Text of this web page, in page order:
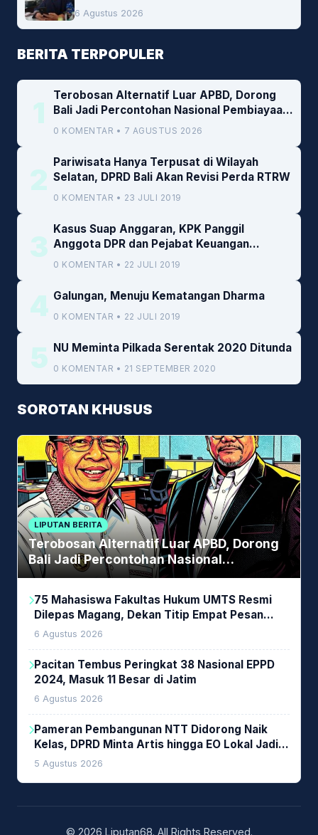
6 Agustus 2026
BERITA TERPOPULER
1
Terobosan Alternatif Luar APBD, Dorong
Bali Jadi Percontohan Nasional Pembiayaan
Daerah
0 KOMENTAR • 7 AGUSTUS 2026
2
Pariwisata Hanya Terpusat di Wilayah
Selatan, DPRD Bali Akan Revisi Perda RTRW
0 KOMENTAR • 23 JULI 2019
3
Kasus Suap Anggaran, KPK Panggil
Anggota DPR dan Pejabat Keuangan
Kemenkeu
0 KOMENTAR • 22 JULI 2019
4 Galungan, Menuju Kematangan Dharma
0 KOMENTAR • 22 JULI 2019
5 NU Meminta Pilkada Serentak 2020 Ditunda
0 KOMENTAR • 21 SEPTEMBER 2020
SOROTAN KHUSUS
LIPUTAN BERITA
Terobosan Alternatif Luar APBD, Dorong
Bali Jadi Percontohan Nasional
Pembiayaan Daerah
75 Mahasiswa Fakultas Hukum UMTS Resmi
Dilepas Magang, Dekan Titip Empat Pesan
Penting
6 Agustus 2026
Pacitan Tembus Peringkat 38 Nasional EPPD
2024, Masuk 11 Besar di Jatim
6 Agustus 2026
Pameran Pembangunan NTT Didorong Naik
Kelas, DPRD Minta Artis hingga EO Lokal Jadi
Prioritas
5 Agustus 2026
© 2026 Liputan68. All Rights Reserved.